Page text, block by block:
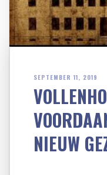
SEPTEMBER 11, 2019
NIEUW